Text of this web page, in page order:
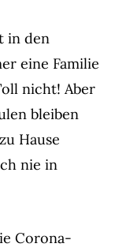
in den
eine Familie
nicht! Aber
bleiben
Hause
nie in
Corona-